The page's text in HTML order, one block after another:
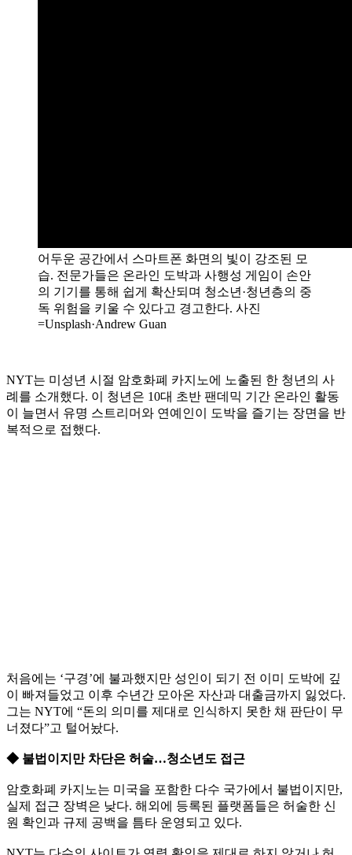
어두운 공간에서 스마트폰 화면의 빛이 강조된 모
습. 전문가들은 온라인 도박과 사행성 게임이 손안
의 기기를 통해 쉽게 확산되며 청소년·청년층의 중
독 위험을 키울 수 있다고 경고한다. 사진
=Unsplash·Andrew Guan
NYT는 미성년 시절 암호화폐 카지노에 노출된 한 청년의 사
례를 소개했다. 이 청년은 10대 초반 팬데믹 기간 온라인 활동
이 늘면서 유명 스트리머와 연예인이 도박을 즐기는 장면을 반
복적으로 접했다.
처음에는 ‘구경’에 불과했지만 성인이 되기 전 이미 도박에 깊
이 빠져들었고 이후 수년간 모아온 자산과 대출금까지 잃었다.
그는 NYT에 “돈의 의미를 제대로 인식하지 못한 채 판단이 무
너졌다”고 털어놨다.
◆ 불법이지만 차단은 허술…청소년도 접근
암호화폐 카지노는 미국을 포함한 다수 국가에서 불법이지만,
실제 접근 장벽은 낮다. 해외에 등록된 플랫폼들은 허술한 신
원 확인과 규제 공백을 틈타 운영되고 있다.